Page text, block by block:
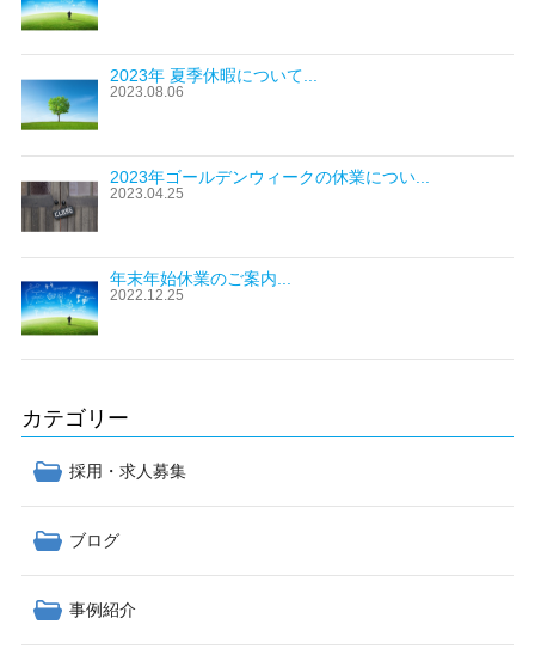
2023年 夏季休暇について...
2023.08.06
2023年ゴールデンウィークの休業につい...
2023.04.25
年末年始休業のご案内...
2022.12.25
カテゴリー
採用・求人募集
ブログ
事例紹介